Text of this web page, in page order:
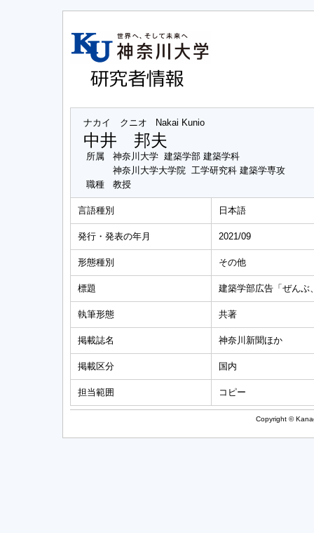
ナカイ クニオ Nakai Kunio
中井 邦夫
所属
神奈川大学 建築学部 建築学科
神奈川大学大学院 工学研究科 建築学専攻
職種
教授
言語種別 日本語
発行・発表の年月 2021/09
形態種別 その他
標題 建築学部広告「ぜんぶ
執筆形態 共著
掲載誌名 神奈川新聞ほか
掲載区分 国内
担当範囲 コピー
Copyright ©